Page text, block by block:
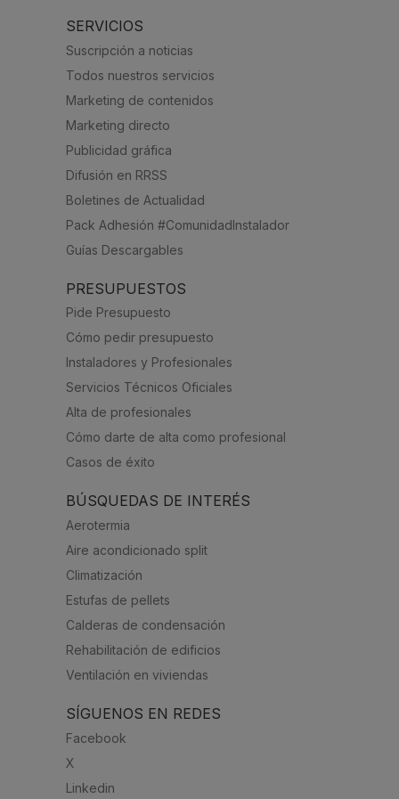
SERVICIOS
Suscripción a noticias
Todos nuestros servicios
Marketing de contenidos
Marketing directo
Publicidad gráfica
Difusión en RRSS
Boletines de Actualidad
Pack Adhesión #ComunidadInstalador
Guías Descargables
PRESUPUESTOS
Pide Presupuesto
Cómo pedir presupuesto
Instaladores y Profesionales
Servicios Técnicos Oficiales
Alta de profesionales
Cómo darte de alta como profesional
Casos de éxito
BÚSQUEDAS DE INTERÉS
Aerotermia
Aire acondicionado split
Climatización
Estufas de pellets
Calderas de condensación
Rehabilitación de edificios
Ventilación en viviendas
SÍGUENOS EN REDES
Facebook
X
Linkedin